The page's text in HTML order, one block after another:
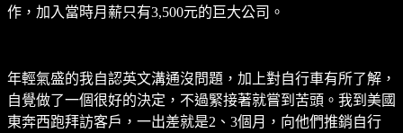
作，加入當時月薪只有3,500元的巨大公司。
年輕氣盛的我自認英文溝通沒問題，加上對自行車有所了解，
自覺做了一個很好的決定，不過緊接著就嘗到苦頭。我到美國
東奔西跑拜訪客戶，一出差就是2、3個月，向他們推銷自行